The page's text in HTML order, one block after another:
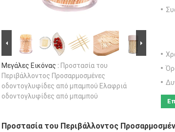
Μεγάλες Εικόνας : Προστασία του
Περιβάλλοντος Προσαρμοσμένες
οδοντογλυφίδες από μπαμπού Ελαφριά
οδοντογλυφίδες από μπαμπού
Προστασία του Περιβάλλοντος